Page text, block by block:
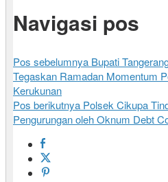
Navigasi pos
Pos sebelumnya Bupati
Tegaskan Ramadan Momentum
Kerukunan
Pos berikutnya Polsek Cikupa
Pengurungan oleh Oknum Debt